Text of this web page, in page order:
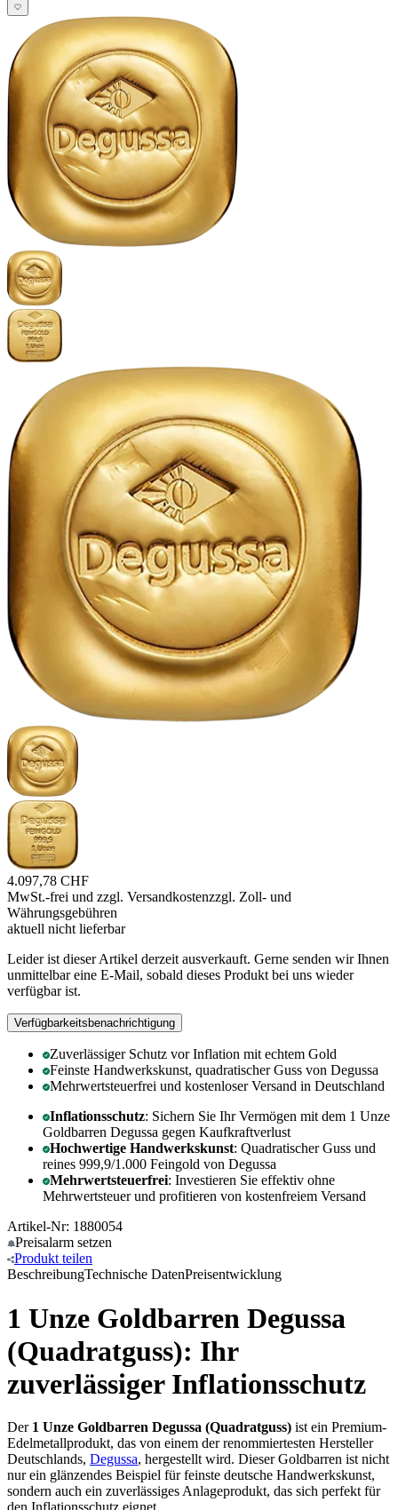
4.097,78 CHF
MwSt.-frei und zzgl. Versandkostenzzgl. Zoll- und
Währungsgebühren
aktuell nicht lieferbar
Leider ist dieser Artikel derzeit ausverkauft. Gerne senden wir Ihnen
unmittelbar eine E-Mail, sobald dieses Produkt bei uns wieder
verfügbar ist.
Verfügbarkeitsbenachrichtigung
Zuverlässiger Schutz vor Inflation mit echtem Gold
Feinste Handwerkskunst, quadratischer Guss von Degussa
Mehrwertsteuerfrei und kostenloser Versand in Deutschland
Inflationsschutz: Sichern Sie Ihr Vermögen mit dem 1 Unze
Goldbarren Degussa gegen Kaufkraftverlust
Hochwertige Handwerkskunst: Quadratischer Guss und
reines 999,9/1.000 Feingold von Degussa
Mehrwertsteuerfrei: Investieren Sie effektiv ohne
Mehrwertsteuer und profitieren von kostenfreiem Versand
Artikel-Nr: 1880054
Preisalarm setzen
Produkt teilen
BeschreibungTechnische DatenPreisentwicklung
1 Unze Goldbarren Degussa
(Quadratguss): Ihr
zuverlässiger Inflationsschutz
Der 1 Unze Goldbarren Degussa (Quadratguss) ist ein Premium-
Edelmetallprodukt, das von einem der renommiertesten Hersteller
Deutschlands, Degussa, hergestellt wird. Dieser Goldbarren ist nicht
nur ein glänzendes Beispiel für feinste deutsche Handwerkskunst,
sondern auch ein zuverlässiges Anlageprodukt, das sich perfekt für